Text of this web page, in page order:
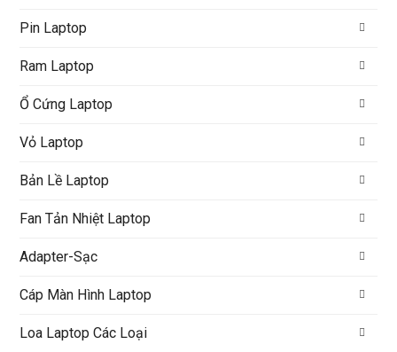
Pin Laptop
Ram Laptop
Ổ Cứng Laptop
Vỏ Laptop
Bản Lề Laptop
Fan Tản Nhiệt Laptop
Adapter-Sạc
Cáp Màn Hình Laptop
Loa Laptop Các Loại